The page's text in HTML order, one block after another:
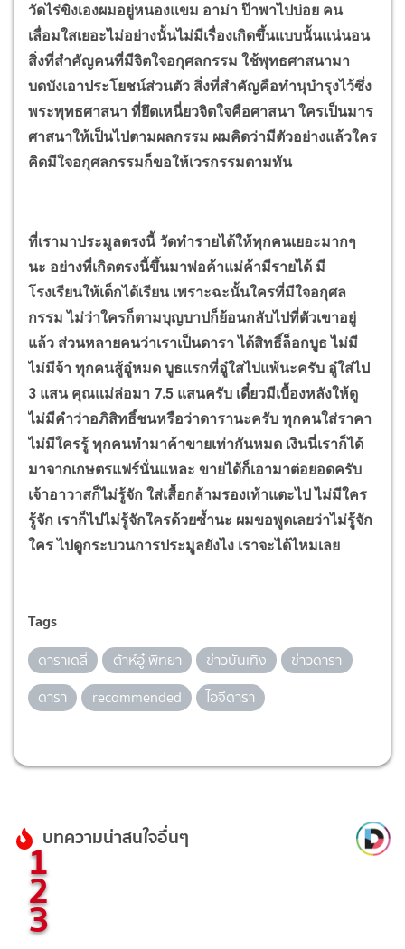
วัดไร่ขิงเองผมอยู่หนองแขม อาม่า ป๊าพาไปบ่อย คน
เลื่อมใสเยอะไม่อย่างนั้นไม่มีเรื่องเกิดขึ้นแบบนั้นแน่นอน
สิ่งที่สำคัญคนที่มีจิตใจอกุศลกรรม ใช้พุทธศาสนามา
บดบังเอาประโยชน์ส่วนตัว สิ่งที่สำคัญคือทำนุบำรุงไว้ซึ่ง
พระพุทธศาสนา ที่ยึดเหนี่ยวจิตใจคือศาสนา ใครเป็นมาร
ศาสนาให้เป็นไปตามผลกรรม ผมคิดว่ามีตัวอย่างแล้วใคร
คิดมีใจอกุศลกรรมก็ขอให้เวรกรรมตามทัน
ที่เรามาประมูลตรงนี้ วัดทำรายได้ให้ทุกคนเยอะมากๆ
นะ อย่างที่เกิดตรงนี้ขึ้นมาพ่อค้าแม่ค้ามีรายได้ มี
โรงเรียนให้เด็กได้เรียน เพราะฉะนั้นใครที่มีใจอกุศล
กรรม ไม่ว่าใครก็ตามบุญบาปก็ย้อนกลับไปที่ตัวเขาอยู่
แล้ว ส่วนหลายคนว่าเราเป็นดารา ได้สิทธิ์ล็อกบูธ ไม่มี
ไม่มีจ้า ทุกคนสู้อู๋หมด บูธแรกที่อู๋ใสไปแพ้นะครับ อู๋ใส่ไป
3 แสน คุณแม่ล่อมา 7.5 แสนครับ เดี๋ยวมีเบื้องหลังให้ดู
ไม่มีคำว่าอภิสิทธิ์ชนหรือว่าดารานะครับ ทุกคนใส่ราคา
ไม่มีใครรู้ ทุกคนทำมาค้าขายเท่ากันหมด เงินนี่เราก็ได้
มาจากเกษตรแฟร์นั่นแหละ ขายได้ก็เอามาต่อยอดครับ
เจ้าอาวาสก็ไม่รู้จัก ใส่เสื้อกล้ามรองเท้าแตะไป ไม่มีใคร
รู้จัก เราก็ไปไม่รู้จักใครด้วยซ้ำนะ ผมขอพูดเลยว่าไม่รู้จัก
ใคร ไปดูกระบวนการประมูลยังไง เราจะได้ไหมเลย
Tags
ดาราเดลี่ ต้าห์อู๋ พิทยา ข่าวบันเทิง
ข่าวดารา
ดารา
recommended ไอจีดารา
บทความน่าสนใจอื่นๆ
1
2
3